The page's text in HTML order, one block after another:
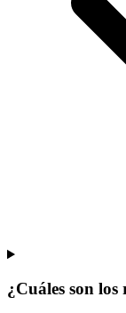
¿Cuáles son